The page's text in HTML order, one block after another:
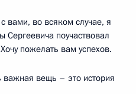
вами, во всяком случае, я
Сергеевича поучаствовал
пожелать вам успехов.
важная вещь – это история